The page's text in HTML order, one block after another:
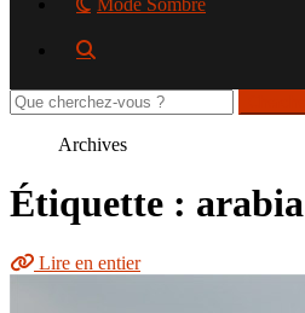
Mode Sombre
Rechercher
sur
Archives
Étiquette : arabia
Lire en entier